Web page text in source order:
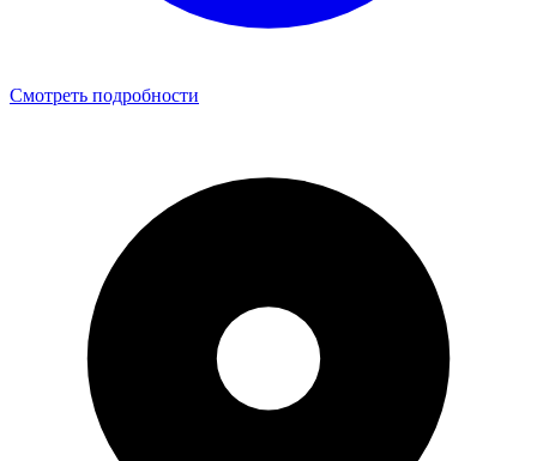
Смотреть подробности